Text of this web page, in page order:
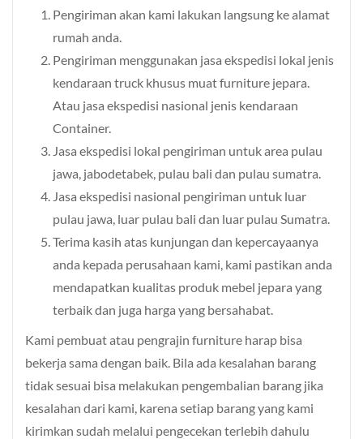
Pengiriman akan kami lakukan langsung ke alamat
rumah anda.
Pengiriman menggunakan jasa ekspedisi lokal jenis
kendaraan truck khusus muat furniture jepara.
Atau jasa ekspedisi nasional jenis kendaraan
Container.
Jasa ekspedisi lokal pengiriman untuk area pulau
jawa, jabodetabek, pulau bali dan pulau sumatra.
Jasa ekspedisi nasional pengiriman untuk luar
pulau jawa, luar pulau bali dan luar pulau Sumatra.
Terima kasih atas kunjungan dan kepercayaanya
anda kepada perusahaan kami, kami pastikan anda
mendapatkan kualitas produk mebel jepara yang
terbaik dan juga harga yang bersahabat.
Kami pembuat atau pengrajin furniture harap bisa
bekerja sama dengan baik. Bila ada kesalahan barang
tidak sesuai bisa melakukan pengembalian barang jika
kesalahan dari kami, karena setiap barang yang kami
kirimkan sudah melalui pengecekan terlebih dahulu